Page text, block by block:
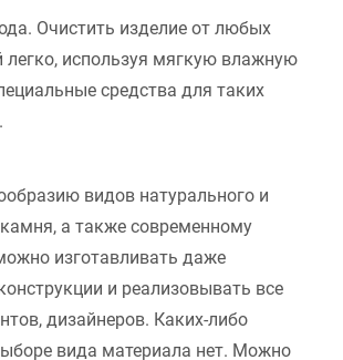
Очистить изделие от любых
легко, используя мягкую влажную
средства для таких
видов натурального и
камня, а также современному
изготавливать даже
и реализовывать все
дизайнеров. Каких-либо
вида материала нет. Можно